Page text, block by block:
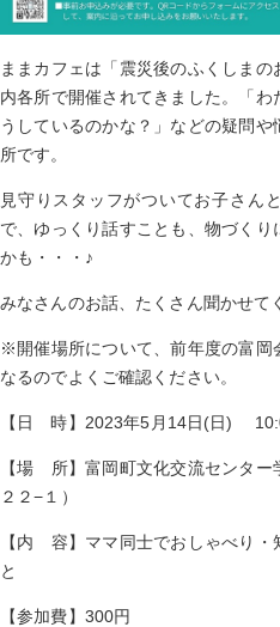
ままカフェは「震災後のふくしま
内各所で開催されてきました。「
うしているのかな？」などの疑問
所です。
見守りスタッフがついてお子さん
で、ゆっくり話すことも、物づくり
かも・・・♪
みなさんのお話、たくさん聞かせて
※開催場所について、前年度の富岡
なるのでよくご確認ください。
【日 時】2023年5月14日(日)
【場 所】富岡町文化交流センター
２２−１）
【内 容】ママ同士でおしゃべり・
と
【参加費】300円